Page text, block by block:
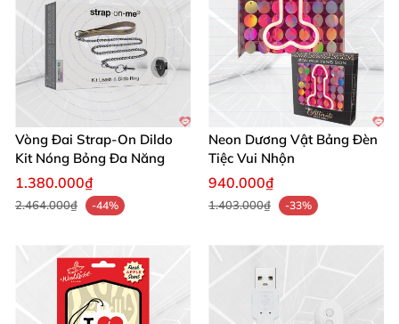
Vòng Đai Strap-On Dildo
Kit Nóng Bỏng Đa Năng
1.380.000₫
2.464.000₫ -44%
Neon Dương Vật Bảng Đèn
Tiệc Vui Nhộn
940.000₫
1.403.000₫ -33%